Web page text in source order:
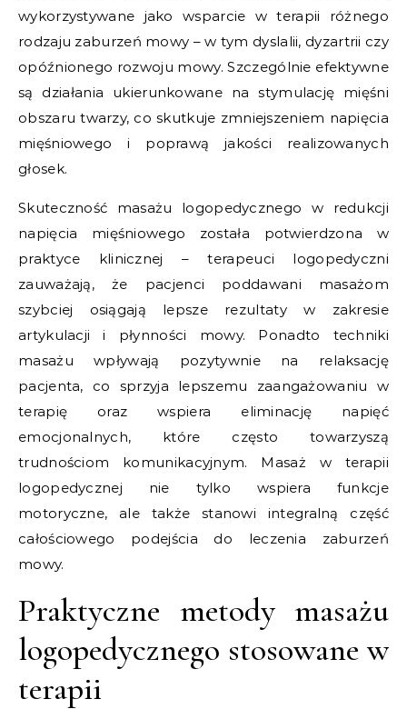
wykorzystywane jako wsparcie w terapii różnego
rodzaju zaburzeń mowy – w tym dyslalii, dyzartrii czy
opóźnionego rozwoju mowy. Szczególnie efektywne
są działania ukierunkowane na stymulację mięśni
obszaru twarzy, co skutkuje zmniejszeniem napięcia
mięśniowego i poprawą jakości realizowanych
głosek.
Skuteczność masażu logopedycznego w redukcji
napięcia mięśniowego została potwierdzona w
praktyce klinicznej – terapeuci logopedyczni
zauważają, że pacjenci poddawani masażom
szybciej osiągają lepsze rezultaty w zakresie
artykulacji i płynności mowy. Ponadto techniki
masażu wpływają pozytywnie na relaksację
pacjenta, co sprzyja lepszemu zaangażowaniu w
terapię oraz wspiera eliminację napięć
emocjonalnych, które często towarzyszą
trudnościom komunikacyjnym. Masaż w terapii
logopedycznej nie tylko wspiera funkcje
motoryczne, ale także stanowi integralną część
całościowego podejścia do leczenia zaburzeń
mowy.
Praktyczne metody masażu
logopedycznego stosowane w
terapii